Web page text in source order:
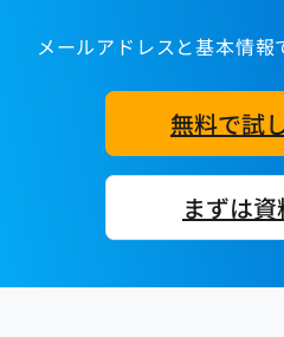
メールアドレスと基本情
無料で試
まずは